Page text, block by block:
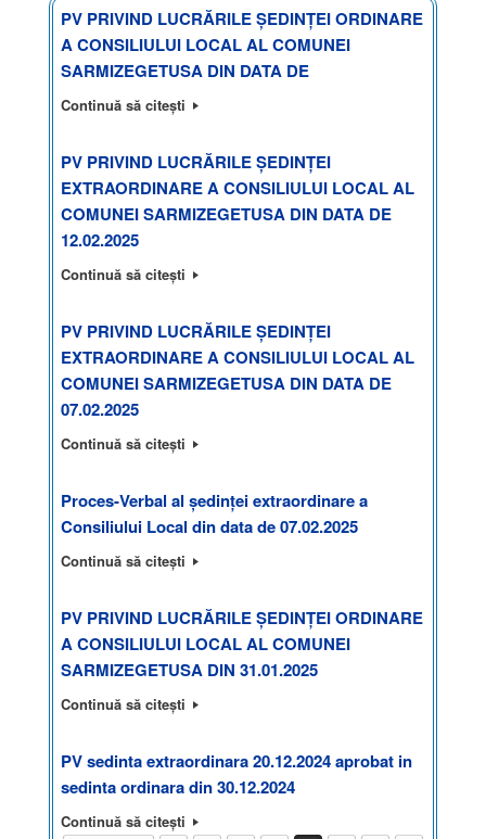
PV PRIVIND LUCRĂRILE ȘEDINȚEI ORDINARE
A CONSILIULUI LOCAL AL COMUNEI
SARMIZEGETUSA DIN DATA DE
Continuă să citești
PV PRIVIND LUCRĂRILE ȘEDINȚEI
EXTRAORDINARE A CONSILIULUI LOCAL AL
COMUNEI SARMIZEGETUSA DIN DATA DE
12.02.2025
Continuă să citești
PV PRIVIND LUCRĂRILE ȘEDINȚEI
EXTRAORDINARE A CONSILIULUI LOCAL AL
COMUNEI SARMIZEGETUSA DIN DATA DE
07.02.2025
Continuă să citești
Proces-Verbal al ședinței extraordinare a
Consiliului Local din data de 07.02.2025
Continuă să citești
PV PRIVIND LUCRĂRILE ȘEDINȚEI ORDINARE
A CONSILIULUI LOCAL AL COMUNEI
SARMIZEGETUSA DIN 31.01.2025
Continuă să citești
PV sedinta extraordinara 20.12.2024 aprobat in
sedinta ordinara din 30.12.2024
Continuă să citești